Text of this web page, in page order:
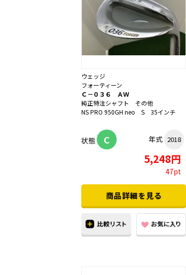
ウェッジ
フォーティーン
Ｃ－０３６ ＡＷ
純正特注シャフト その他
NS PRO 950GH neo S 35インチ
状態 C 年式 2018
5,248円
47pt